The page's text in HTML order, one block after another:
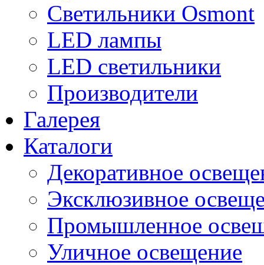
Светильники Osmont
LED лампы
LED светильники
Производители
Галерея
Каталоги
Декоративное
Эксклюзивное
Промышленное
Уличное освещение